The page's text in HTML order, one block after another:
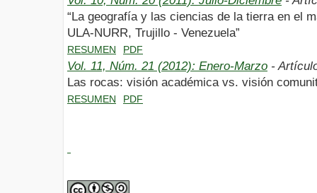
“La geografía y las ciencias de la tierra en el
ULA-NURR, Trujillo - Venezuela”
RESUMEN PDF
Vol. 11, Núm. 21 (2012): Enero-Marzo -
Las rocas: visión académica vs. visión
RESUMEN PDF